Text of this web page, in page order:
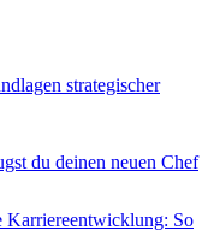
strategischer
du deinen neuen Chef
Karriereentwicklung: So